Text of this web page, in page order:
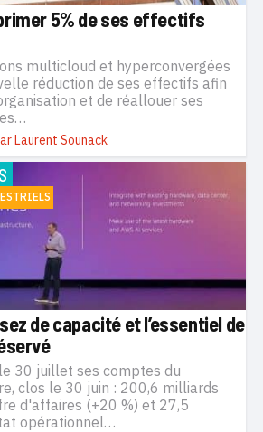
5% de ses effectifs
multicloud et hyperconvergées
réduction de ses effectifs afin
et de réallouer ses
Laurent Sounack
de capacité et l’essentiel de
30 juillet ses comptes du
clos le 30 juin : 200,6 milliards
d'affaires (+20 %) et 27,5
opérationnel…